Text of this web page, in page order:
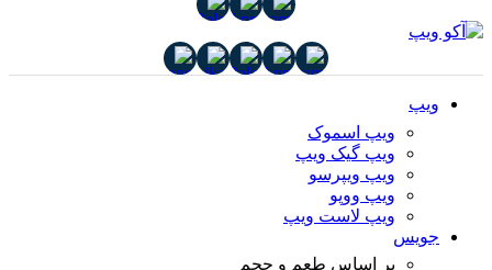
ویپ
ویپ اسموک
ویپ گیک ویپ
ویپ ویپرسو
ویپ ووپو
ویپ لاست ویپ
جویس
بر اساس طعم و حجم